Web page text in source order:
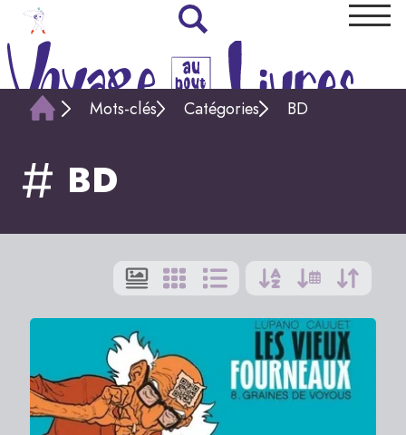
Mots-clés Catégories BD
BD